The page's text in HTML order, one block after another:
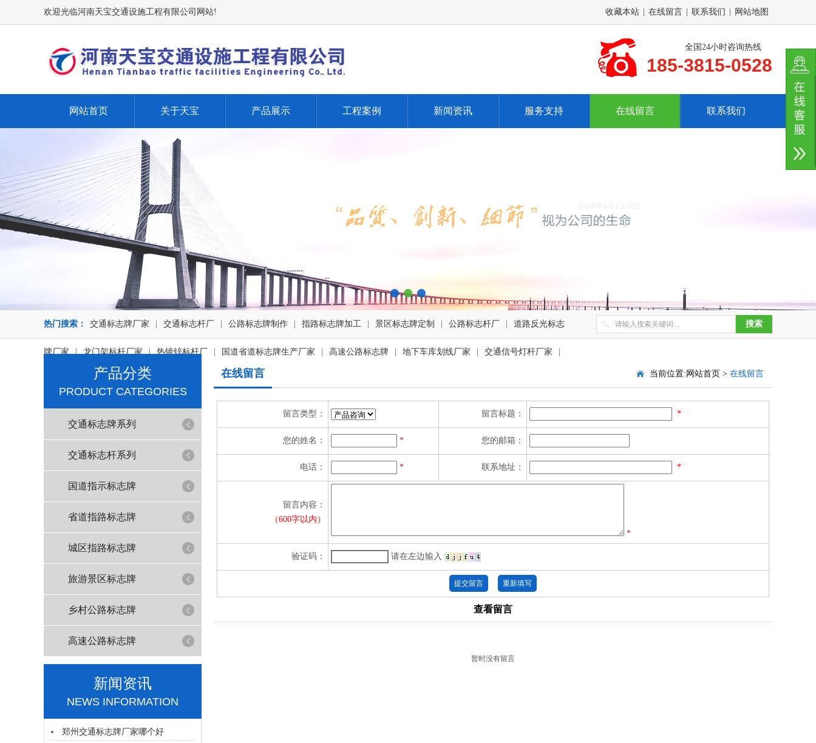
欢迎光临河南天宝交通设施工程有限公司网站! 收藏本站 在线留言 联系我们 网站地图
全国24小时咨询热线
185-3815-0528
网站首页 关于天宝 产品展示 工程案例 新闻资讯 服务支持 在线留言 联系我们
热门搜索： 交通标志牌厂家 交通标志杆厂 公路标志牌制作 指路标志牌加工 景区标志牌定制 公路标志杆厂 道路反光标志
牌厂家 | 龙门架标杆厂家 | 热镀锌标杆厂 国道省道标志牌生产厂家 高速公路标志牌 地下车库划线厂家 交通信号灯杆厂家
产品分类
PRODUCT CATEGORIES
交通标志牌系列
交通标志杆系列
国道指示标志牌
省道指路标志牌
城区指路标志牌
旅游景区标志牌
乡村公路标志牌
高速公路标志牌
新闻资讯
NEWS INFORMATION
郑州交通标志牌厂家哪个好
在线留言 当前位置: 网站首页 > 在线留言
留言类型： 留言标题： *
您的姓名： * 您的邮箱：
电话： * 联系地址： *
留言内容：
（600字以内）
*
验证码： 请在左边输入
查看留言